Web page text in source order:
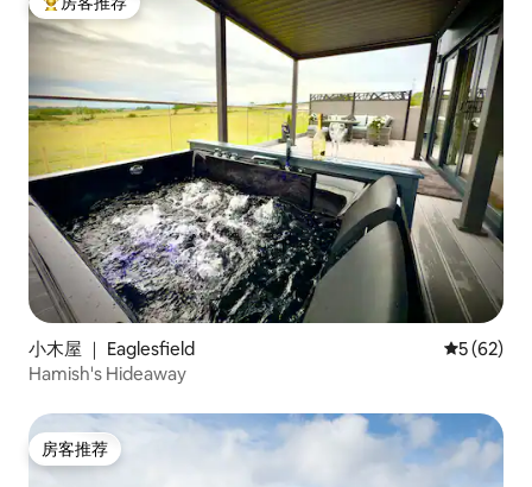
热门「房客推荐」
小木屋 ｜ Eaglesfield 平均评分
5 (62)
Hamish's Hideaway
房客推荐
房客推荐